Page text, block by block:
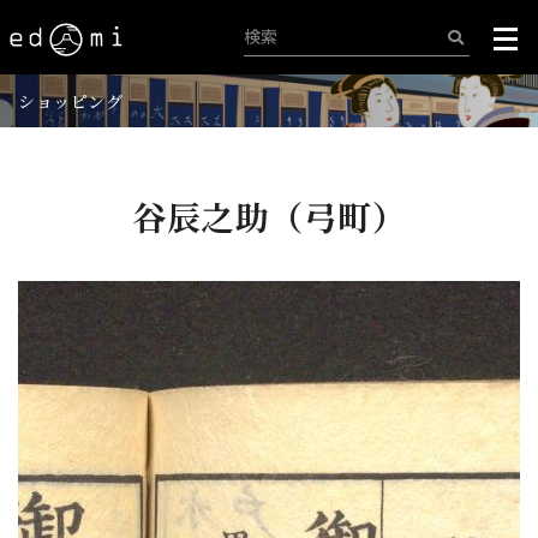
ショッピング
谷辰之助（弓町）
+
-